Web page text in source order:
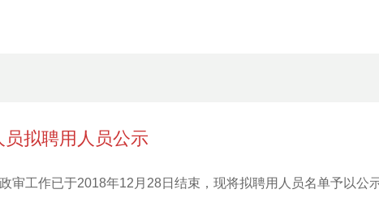
拟聘用人员公示
审工作已于2018年12月28日结束，现将拟聘用人员名单予以公示